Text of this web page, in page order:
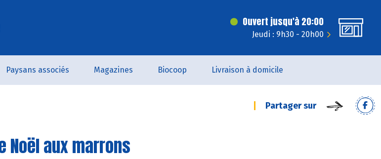
Ouvert jusqu'à 20:00
Jeudi : 9h30 - 20h00
Paysans associés Magazines Biocoop Livraison à domicile
Partager sur
Noël aux marrons